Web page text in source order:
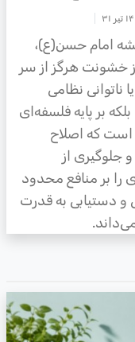
امام حسن(ع)،
خشونت هرگز از سر
نظامی
بر پایه فلسفه‌ای
که اصلاح
از
را بر منافع محدود
دستیابی به قدرت